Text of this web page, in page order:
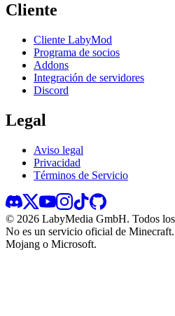
Cliente
Cliente LabyMod
Programa de socios
Addons
Integración de servidores
Discord
Legal
Aviso legal
Privacidad
Términos de Servicio
© 2026 LabyMedia GmbH. Todos
No es un servicio oficial de
Mojang o Microsoft.